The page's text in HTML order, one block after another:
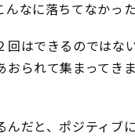
んなに落ちてなかっ
はできるのではな
られて集まってき
だと、ポジティブ